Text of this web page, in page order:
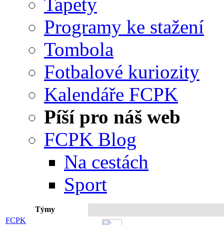
Programy ke stažení
Tombola
Fotbalové kuriozity
Kalendáře FCPK
Píší pro náš web
FCPK Blog
Na cestách
Sport
Týmy
FCPK